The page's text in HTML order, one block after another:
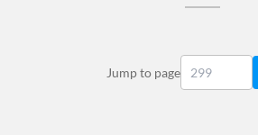
Jump to page